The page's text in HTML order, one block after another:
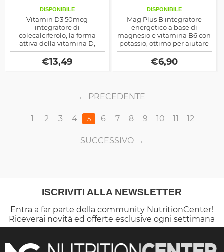
DISPONIBILE
Vitamin D3 50mcg
integratore di
colecalciferolo, la forma
attiva della vitamina D,
ottimo come aiuto per la
salute delle ossa ma anche
come rinvigorente fisico
€13,49
DISPONIBILE
Mag Plus B integratore
energetico a base di
magnesio e vitamina B6 con
potassio, ottimo per aiutare
l'Atp sintesi ma anche per
altri meccanismi connessi
con la prestanza fisica
€6,90
PRECEDENTE
1 2 3 4 5 6 7 8 9 10 11 12
SUCCESSIVO
ISCRIVITI ALLA NEWSLETTER
Entra a far parte della community NutritionCenter!
Riceverai novità ed offerte esclusive ogni settimana